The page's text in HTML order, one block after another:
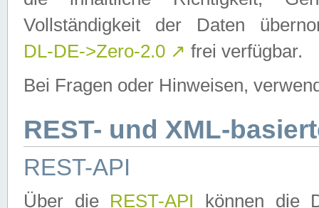
Vollständigkeit der Daten
DL-DE->Zero-2.0 ↗ frei verfügbar.
Bei Fragen oder Hinweisen,
REST- und XML-
REST-API
Über die REST-API können die